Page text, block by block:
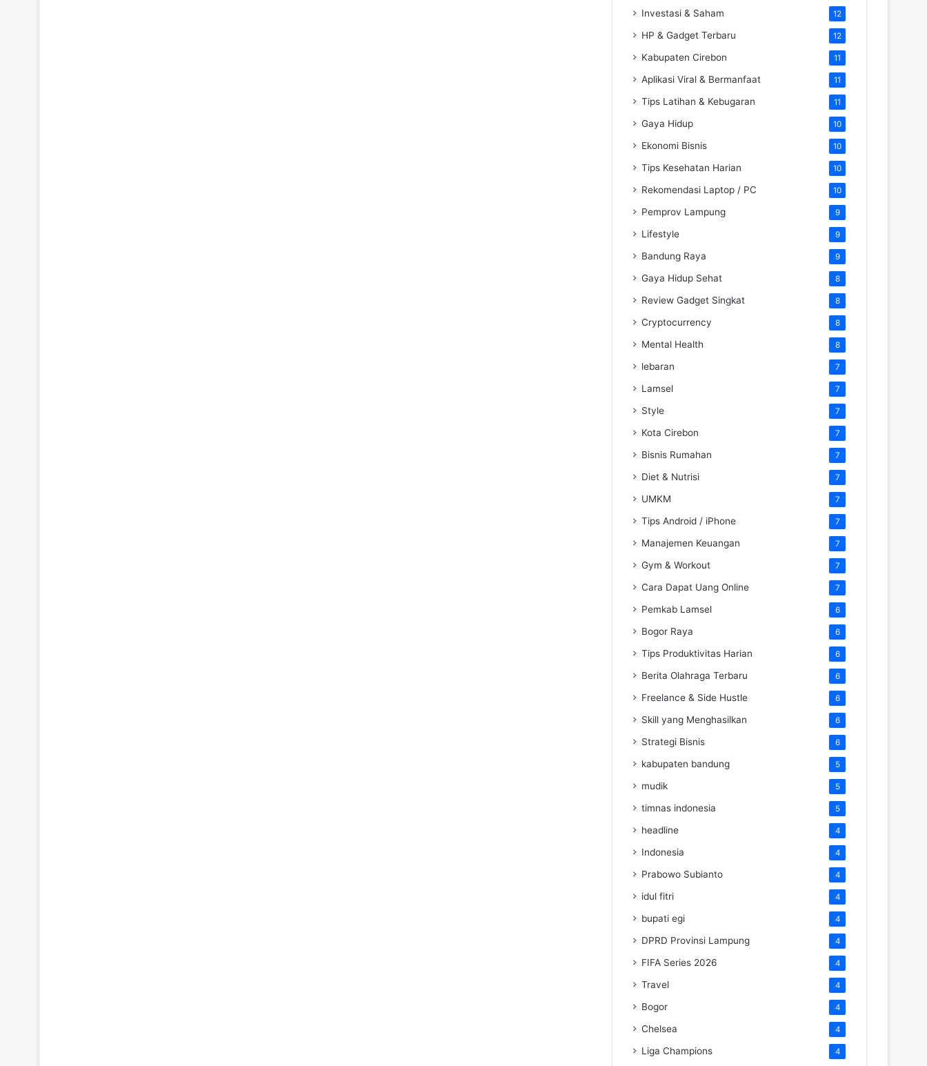
Investasi & Saham 12
HP & Gadget Terbaru 12
Kabupaten Cirebon 11
Aplikasi Viral & Bermanfaat 11
Tips Latihan & Kebugaran 11
Gaya Hidup 10
Ekonomi Bisnis 10
Tips Kesehatan Harian 10
Rekomendasi Laptop / PC 10
Pemprov Lampung 9
Lifestyle 9
Bandung Raya 9
Gaya Hidup Sehat 8
Review Gadget Singkat 8
Cryptocurrency 8
Mental Health 8
lebaran 7
Lamsel 7
Style 7
Kota Cirebon 7
Bisnis Rumahan 7
Diet & Nutrisi 7
UMKM 7
Tips Android / iPhone 7
Manajemen Keuangan 7
Gym & Workout 7
Cara Dapat Uang Online 7
Pemkab Lamsel 6
Bogor Raya 6
Tips Produktivitas Harian 6
Berita Olahraga Terbaru 6
Freelance & Side Hustle 6
Skill yang Menghasilkan 6
Strategi Bisnis 6
kabupaten bandung 5
mudik 5
timnas indonesia 5
headline 4
Indonesia 4
Prabowo Subianto 4
idul fitri 4
bupati egi 4
DPRD Provinsi Lampung 4
FIFA Series 2026 4
Travel 4
Bogor 4
Chelsea 4
Liga Champions 4